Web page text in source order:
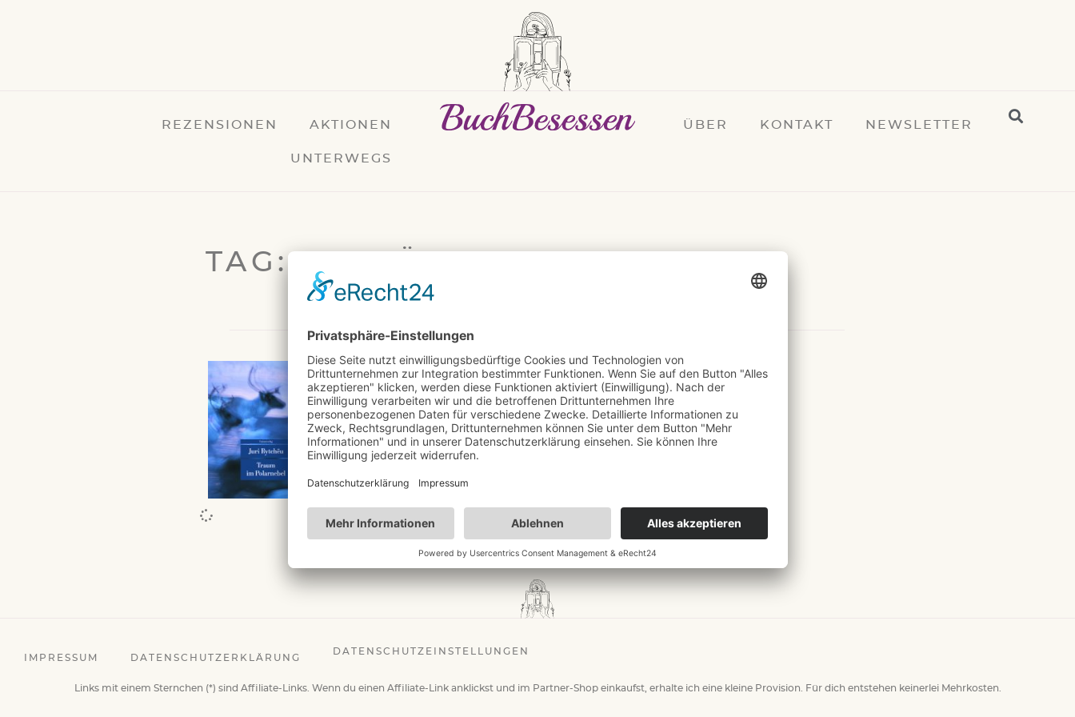
REZENSIONEN AKTIONEN
UNTERWEGS
ÜBER KONTAKT NEWSLETTER
TAG: 27. MÄRZ 2024
EMPFEHLUNG, HISTORISCHER ROMAN ,ROMAN
Traum im Polarnebel – Juri Rytcheu
ZUR REZENSION
IMPRESSUM DATENSCHUTZERKLÄRUNG
DATENSCHUTZEINSTELLUNGEN
Links mit einem Sternchen (*) sind Affiliate-Links. Wenn du einen Affiliate-Link anklickst und im Partner-Shop einkaufst, erhalte ich eine kleine Provision. Für dich entstehen keinerlei Mehrkosten.